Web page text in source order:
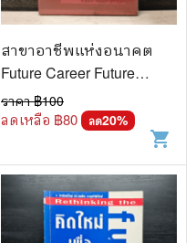
สาขาอาชีพแห่งอนาคต
Future Career Future
Education 3 - อ.วิริยะ ฤาชัย
พาณิชย์
ราคา ฿100
ลดเหลือ ฿80 ลด20%
shopping_cart